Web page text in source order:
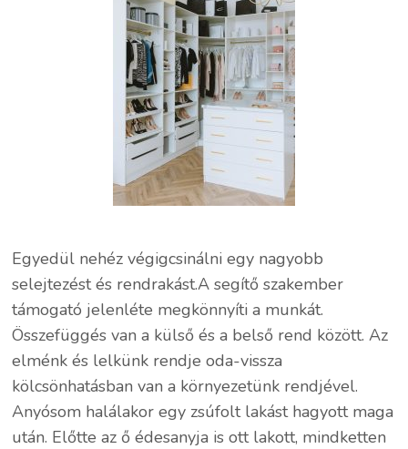
Egyedül nehéz végigcsinálni egy nagyobb
selejtezést és rendrakást.A segítő szakember
támogató jelenléte megkönnyíti a munkát.
Összefüggés van a külső és a belső rend között. Az
elménk és lelkünk rendje oda-vissza
kölcsönhatásban van a környezetünk rendjével.
Anyósom halálakor egy zsúfolt lakást hagyott maga
után. Előtte az ő édesanyja is ott lakott, mindketten